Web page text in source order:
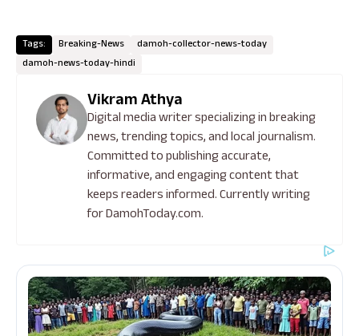
Tags: Breaking-News
damoh-collector-news-today
damoh-news-today-hindi
Vikram Athya
Digital media writer specializing in breaking
news, trending topics, and local journalism.
Committed to publishing accurate,
informative, and engaging content that
keeps readers informed. Currently writing
for DamohToday.com.